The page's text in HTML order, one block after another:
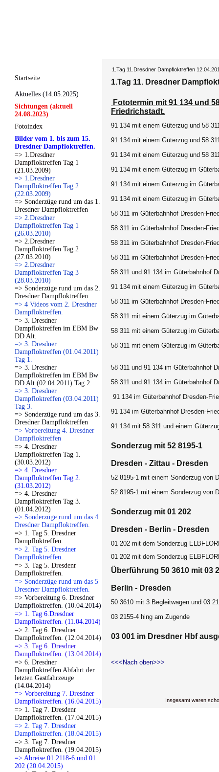
Startseite
Aktuelles (14.05.2025)
Sichtungen (aktuell
24.08.2023)
Fotoindex
Bilder vom 1. bis zum 15.
Dresdner Dampfloktreffen.
=> 1.Dresdner
Dampfloktreffen Tag 1
(21.03.2009)
=> 1.Dresdner
Dampfloktreffen Tag 2
(22.03.2009)
=> Sonderzüge rund um das 1.
Dresdner Dampfloktreffen
=> 2.Dresdner
Dampfloktreffen Tag 1
(26.03.2010)
=> 2.Dresdner
Dampfloktreffen Tag 2
(27.03.2010)
=> 2.Dresdner
Dampfloktreffen Tag 3
(28.03.2010)
=> Sonderzüge rund um das 2.
Dresdner Dampfloktreffen
=> 4 Videos vom 2. Dresdner
Dampfloktreffen.
=> 3. Dresdner
Dampfloktreffen im EBM Bw
DD Alt.
=> 3. Dresdner
Dampfloktreffen (01.04.2011)
Tag 1.
=> 3. Dresdner
Dampfloktreffen im EBM Bw
DD Alt (02.04.2011) Tag 2.
=> 3. Dresdner
Dampfloktreffen (03.04.2011)
Tag 3.
=> Sonderzüge rund um das 3.
Dresdner Dampfloktreffen
=> Vorbereitung 4. Dresdner
Dampfloktreffen
=> 4. Dresdner
Dampfloktreffen Tag 1.
(30.03.2012)
=> 4. Dresdner
Dampfloktreffen Tag 2.
(31.03.2012)
=> 4. Dresdner
Dampfloktreffen Tag 3.
(01.04.2012)
=> Sonderzüge rund um das 4.
Dresdner Dampfloktreffen.
=> 1. Tag 5. Dresdner
Dampfloktreffen.
=> 2. Tag 5. Dresdner
Dampfloktreffen.
=> 3. Tag 5. Dresdenr
Dampfloktreffen.
=> Sonderzüge rund um das 5
Dresdner Dampfloktreffen.
=> Vorbereitung 6. Dresdner
Dampfloktreffen. (10.04.2014)
=> 1. Tag 6.Dresdner
Dampfloktreffen. (11.04.2014)
=> 2. Tag 6. Dresdner
Dampfloktreffen. (12.04.2014)
=> 3. Tag 6. Dresdner
Dampfloktreffen. (13.04.2014)
=> 6. Dresdner
Dampfloktreffen Abfahrt der
letzten Gastfahrzeuge
(14.04.2014)
=> Vorbereitung 7. Dresdner
Dampfloktreffen. (16.04.2015)
=> 1. Tag 7. Dresdenr
Dampfloktreffen. (17.04.2015)
=> 2. Tag 7. Dresdner
Dampfloktreffen. (18.04.2015)
=> 3. Tag 7. Dresdner
Dampfloktreffen. (19.04.2015)
=> Abreise 01 2118-6 und 01
202 (20.04.2015)
1.Tag 11.Dresdner Dampfloktreffen
1.Tag 11. Dresdner
Fototermin mit 91 134 und
Friedrichstadt.
91 134 mit einem Güterzug und 58
91 134 mit einem Güterzug und 58
91 134 mit einem Güterzug und 58
91 134 mit einem Güterzug im
91 134 mit einem Güterzug im
91 134 mit einem Güterzug im
58 311 im Güterbahnhof Dresden-
58 311 im Güterbahnhof Dresden-
58 311 im Güterbahnhof Dresden-
58 311 im Güterbahnhof Dresden-
58 311 und 91 134 im Güterbahnhof
91 134 mit einem Güterzug im
58 311 im Güterbahnhof Dresden-
58 311 mit einem Güterzug im
58 311 mit einem Güterzug im
58 311 mit einem Güterzug im
58 311 und 91 134 im Güterbahnhof
58 311 und 91 134 im Güterbahnhof
91 134 im Güterbahnhof Dresden-
91 134 im Güterbahnhof Dresden-
91 134 mit 58 311 und einem
Sonderzug mit 52 8195-1
Dresden - Zittau - Dresden
52 8195-1 mit einem Sonderzug von
52 8195-1 mit einem Sonderzug von
Sonderzug mit 01 202
Dresden - Berlin - Dresden
01 202 mit dem Sonderzug
01 202 mit dem Sonderzug
Überführung 50 3610 mit 03
Berlin - Dresden
50 3610 mit 3 Begleitwagen und 03
03 2155-4 hing am Zugende
03 001 im Dresdner Hbf
<<<Nach oben>>>
Insgesamt waren